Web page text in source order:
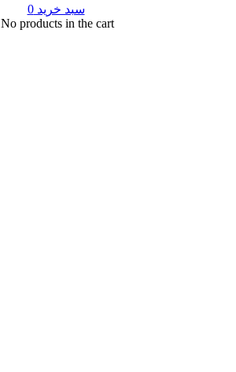
سبد خرید0
No products in the cart.